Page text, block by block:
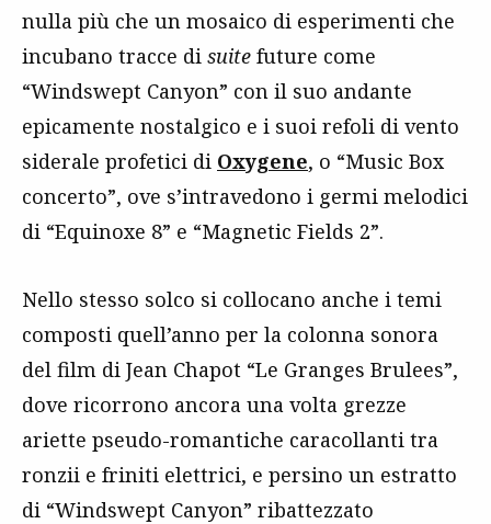
nulla più che un mosaico di esperimenti che
incubano tracce di suite future come
“Windswept Canyon” con il suo andante
epicamente nostalgico e i suoi refoli di vento
siderale profetici di Oxygene, o “Music Box
concerto”, ove s’intravedono i germi melodici
di “Equinoxe 8” e “Magnetic Fields 2”.
Nello stesso solco si collocano anche i temi
composti quell’anno per la colonna sonora
del film di Jean Chapot “Le Granges Brulees”,
dove ricorrono ancora una volta grezze
ariette pseudo-romantiche caracollanti tra
ronzii e friniti elettrici, e persino un estratto
di “Windswept Canyon” ribattezzato